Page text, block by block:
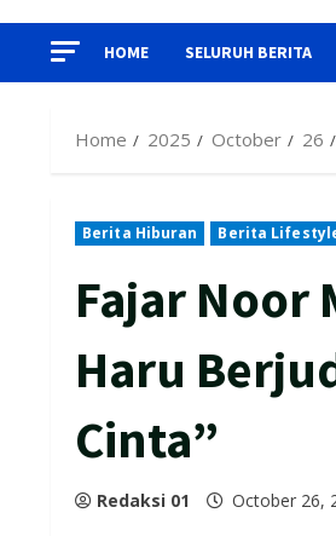
HOME SELURUH BERITA
Home 2025 October 26
Berita Hiburan Berita
Fajar Noor
Haru
Cinta”
Redaksi 01 October 26,